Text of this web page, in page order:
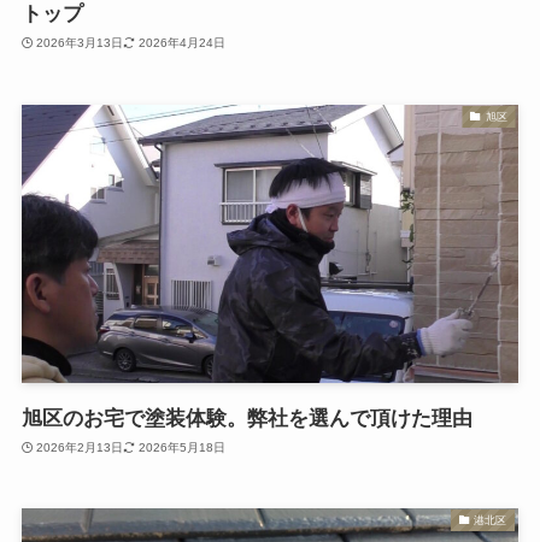
トップ
2026年3月13日 2026年4月24日
旭区
旭区のお宅で塗装体験。弊社を選んで頂けた理由
2026年2月13日 2026年5月18日
港北区